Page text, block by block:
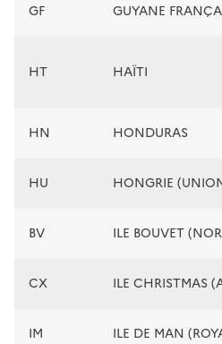
GF GUYANE
HT HAÏTI
HN HONDURAS
HU HONGRIE
BV ILE BOUVET
CX ILE CHRISTMAS
IM ILE DE MAN